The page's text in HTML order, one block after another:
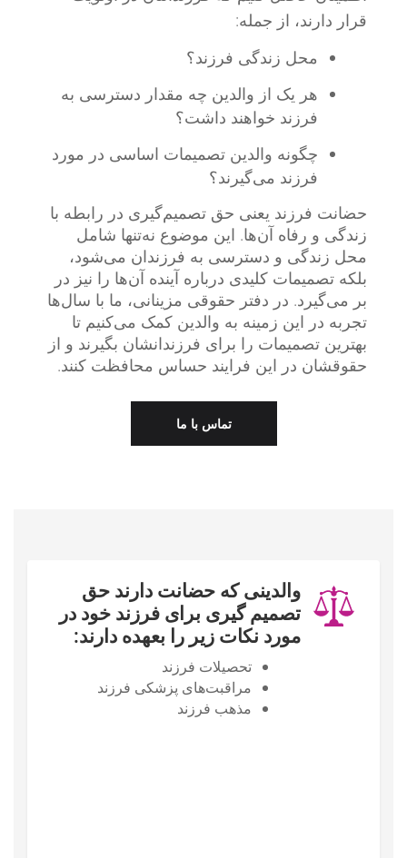
قرار دارند، از جمله:
محل زندگی فرزند؟
هر یک از والدین چه مقدار دسترسی به
فرزند خواهند داشت؟
چگونه والدین تصمیمات اساسی در مورد
فرزند می‌گیرند؟
حضانت فرزند یعنی حق تصمیم‌گیری در رابطه با
زندگی و رفاه آن‌ها. این موضوع نه‌تنها شامل
محل زندگی و دسترسی به فرزندان می‌شود،
بلکه تصمیمات کلیدی درباره آینده آن‌ها را نیز در
بر می‌گیرد. در دفتر حقوقی مزینانی، ما با سال‌ها
تجربه در این زمینه به والدین کمک می‌کنیم تا
بهترین تصمیمات را برای فرزندانشان بگیرند و از
حقوقشان در این فرایند حساس محافظت کنند.
تماس با ما
والدینی که حضانت دارند حق
تصمیم گیری برای فرزند خود در
مورد نکات زیر را بعهده دارند:
تحصیلات فرزند
مراقبت‌های پزشکی فرزند
مذهب فرزند